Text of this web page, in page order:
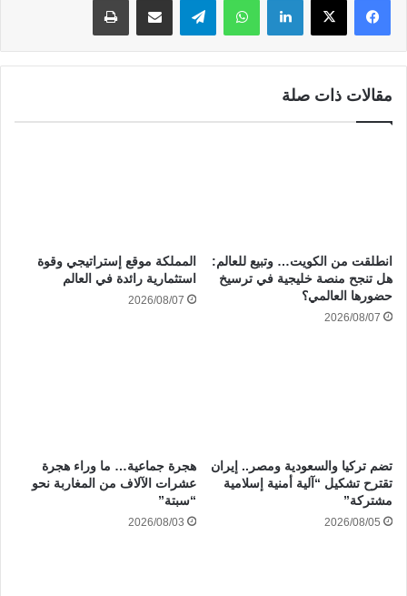
مقالات ذات صلة
انطلقت من الكويت… وتبيع للعالم:
هل تنجح منصة خليجية في ترسيخ
حضورها العالمي؟
2026/08/07
المملكة موقع إستراتيجي وقوة
استثمارية رائدة في العالم
2026/08/07
تضم تركيا والسعودية ومصر.. إيران
تقترح تشكيل “آلية أمنية إسلامية
مشتركة”
2026/08/05
هجرة جماعية… ما وراء هجرة
عشرات الآلاف من المغاربة نحو
“سبتة”
2026/08/03